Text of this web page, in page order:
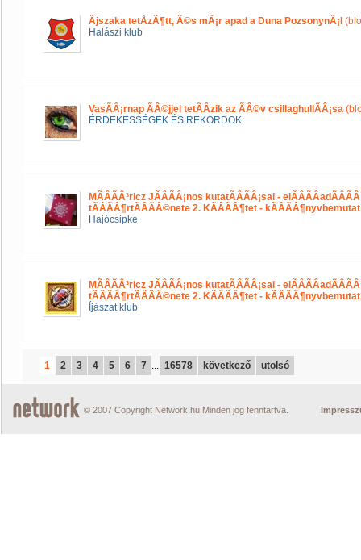
Ãjszaka tetÅzÃ¶tt, Ã©s mÃ¡r apad a Duna PozsonynÃ¡l
Halászi klub
VasÃÂ¡rnap ÃÂ©jjel tetÃÂzik az ÃÂ©v csillaghullÃÂ¡sa
ÉRDEKESSÉGEK ÉS REKORDOK
MÃÂÃÂ³ricz JÃÂÃÂ¡nos kutatÃÂÃÂ¡sai -
tÃÂÃÂ¶rtÃÂÃÂ©nete 2. KÃÂÃÂ¶tet -
Hajócsipke
MÃÂÃÂ³ricz JÃÂÃÂ¡nos kutatÃÂÃÂ¡sai -
tÃÂÃÂ¶rtÃÂÃÂ©nete 2. KÃÂÃÂ¶tet -
Íjászat klub
1 2 3 4 5 6 7 ... 16578 következő utolsó
© 2007 Copyright Network.hu Minden jog fenntartva.